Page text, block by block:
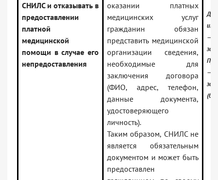
СНИЛС и отказывать в
предоставлении
платной
медицинской
помощи в случае его
непредоставления
оказании платных
медицинских услуг
гражданин обязан
представить медицинской
организации сведения,
необходимые для
заключения договора
(ФИО, адрес, телефон,
данные документа,
удостоверяющего
личность).
Таким образом, СНИЛС не
является обязательным
документом и может быть
предоставлен
—
—